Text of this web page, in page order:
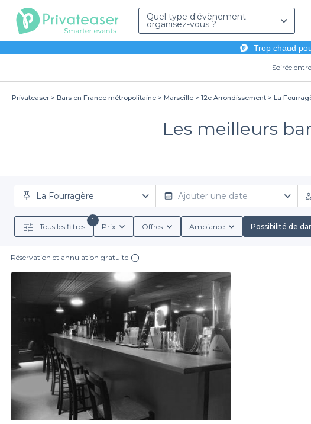
Quel type d'évènement
organisez-vous ?
Trop chaud
Soirée
Privateaser Bars en France métropolitaine Marseille 12e Arrondissement La
Les meilleurs
La Fourragère Ajouter une date
Tous les filtres
1
Prix Offres Ambiance Possibilité de
Réservation et annulation gratuite